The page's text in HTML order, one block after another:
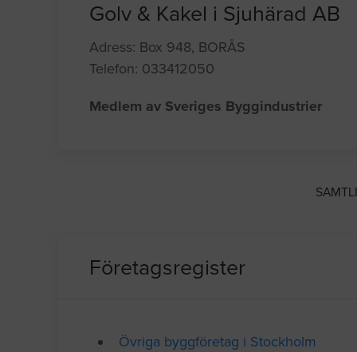
Golv & Kakel i Sjuhärad AB
Adress: Box 948, BORÅS
Telefon: 033412050
Medlem av Sveriges Byggindustrier
Företagsregister
Övriga byggföretag i Stockholm